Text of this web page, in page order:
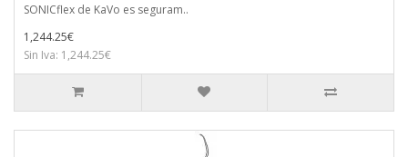
SONICflex de KaVo es seguram..
1,244.25€
Sin Iva: 1,244.25€